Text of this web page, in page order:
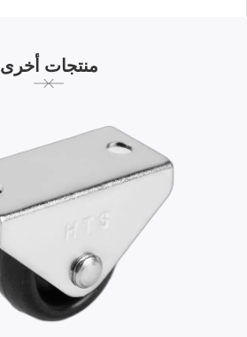
منتجات أخرى